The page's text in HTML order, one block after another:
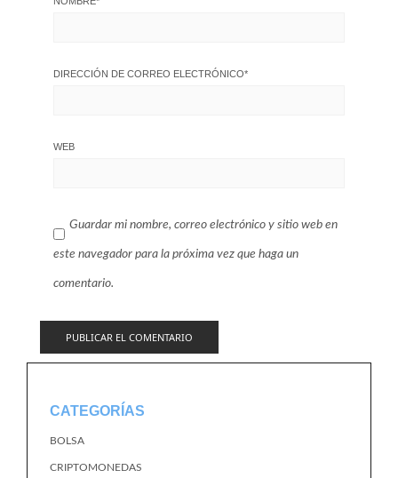
DIRECCIÓN DE CORREO ELECTRÓNICO*
WEB
Guardar mi nombre, correo electrónico y sitio web en
este navegador para la próxima vez que haga un
comentario.
CATEGORÍAS
BOLSA
CRIPTOMONEDAS